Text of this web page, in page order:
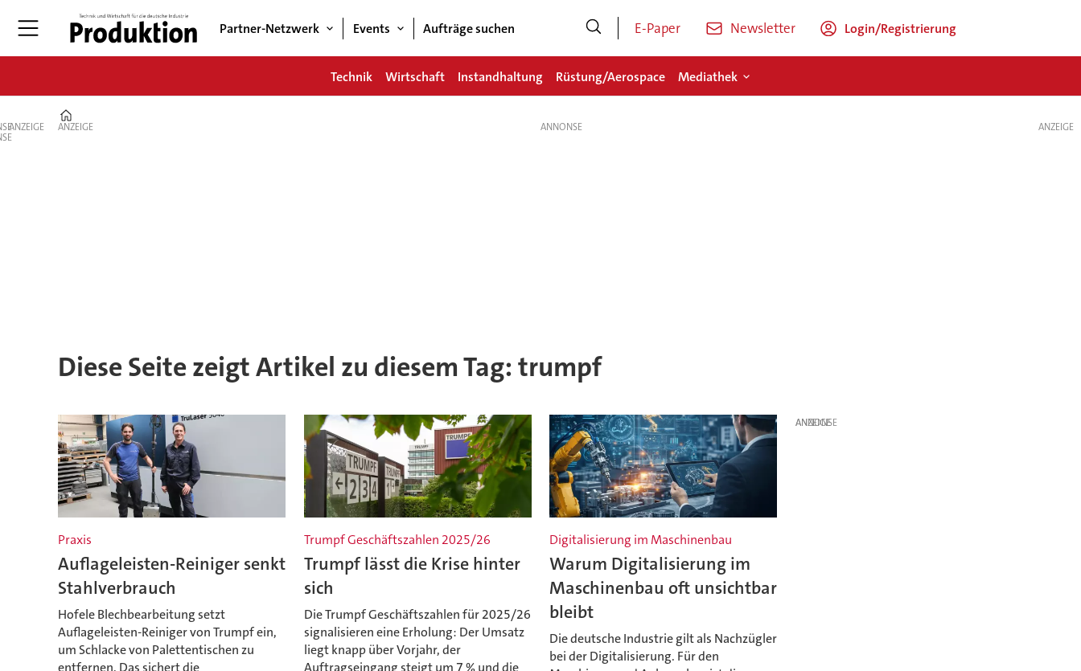
Partner-Netzwerk Events Aufträge suchen E-Paper Newsletter Login/Registrierung
Technik Wirtschaft Instandhaltung Rüstung/Aerospace Mediathek
ANZEIGE ANZEIGE
Diese Seite zeigt Artikel zu diesem Tag: trumpf
Praxis
Auflageleisten-Reiniger senkt
Stahlverbrauch
Hofele Blechbearbeitung setzt
Auflageleisten-Reiniger von Trumpf ein,
um Schlacke von Palettentischen zu
entfernen. Das sichert die
Trumpf Geschäftszahlen 2025/26
Trumpf lässt die Krise hinter
sich
Die Trumpf Geschäftszahlen für 2025/26
signalisieren eine Erholung: Der Umsatz
liegt knapp über Vorjahr, der
Auftragseingang steigt um 7 % und die
Digitalisierung im Maschinenbau
Warum Digitalisierung im
Maschinenbau oft unsichtbar
bleibt
Die deutsche Industrie gilt als Nachzügler
bei der Digitalisierung. Für den
ANZEIGE
ANZEIGE